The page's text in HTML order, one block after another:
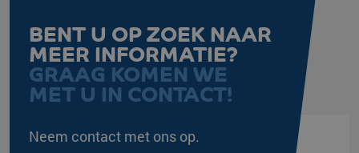
BENT U OP ZOEK NAAR
MEER INFORMATIE?
GRAAG KOMEN WE
MET U IN CONTACT!
Neem contact met ons op.